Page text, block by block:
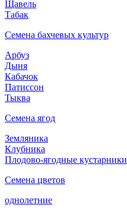
Щавель
Табак
Семена бахчевых культур
Арбуз
Дыня
Кабачок
Патиссон
Тыква
Семена ягод
Земляника
Клубника
Плодово-ягодные кустарники
Семена цветов
однолетние